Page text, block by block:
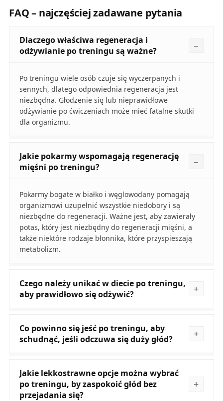
FAQ – najczęściej zadawane pytania
Dlaczego właściwa regeneracja i
odżywianie po treningu są ważne?
Po treningu wiele osób czuje się wyczerpanych i
sennych, dlatego odpowiednia regeneracja jest
niezbędna. Głodzenie się lub nieprawidłowe
odżywianie po ćwiczeniach może mieć fatalne skutki
dla organizmu.
Jakie pokarmy wspomagają regenerację
mięśni po treningu?
Pokarmy bogate w białko i węglowodany pomagają
organizmowi uzupełnić wszystkie niedobory i są
niezbędne do regeneracji. Ważne jest, aby zawierały
potas, który jest niezbędny do regeneracji mięśni, a
także niektóre rodzaje błonnika, które przyspieszają
metabolizm.
Czego należy unikać w diecie po treningu,
aby prawidłowo się odżywić?
Co powinno się jeść po treningu, aby
schudnąć, jeśli odczuwa się duży głód?
Jakie lekkostrawne opcje można wybrać
po treningu, by zaspokoić głód bez
przejadania się?